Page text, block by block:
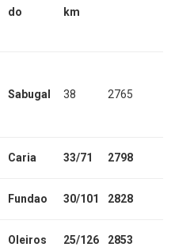
do km
Sabugal 38 2765
Caria 33/71 2798
Fundao 30/101 2828
Oleiros 25/126 2853